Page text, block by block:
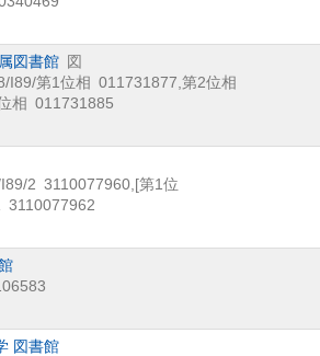
図書館 図
I89/第1位相 011731877 第2位相
相 011731885
2 3110077960 [第1位
3110077962
図書館